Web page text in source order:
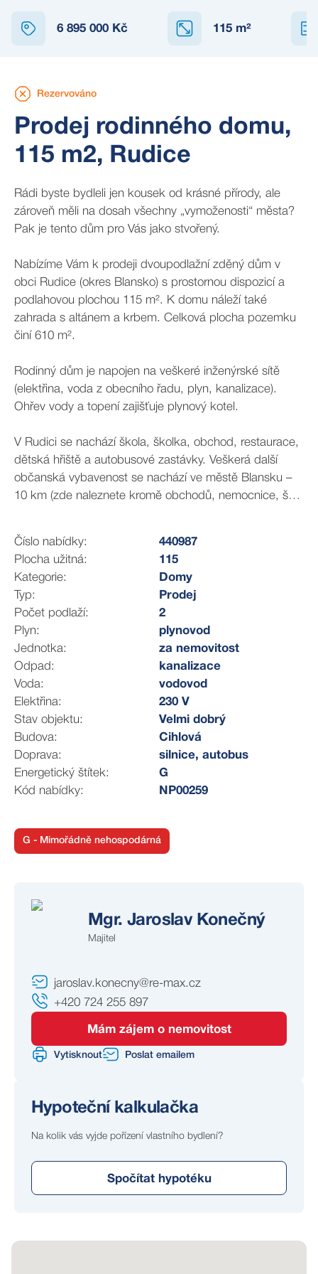
6 895 000 Kč 115 m²
Rezervováno
Prodej rodinného domu,
115 m2, Rudice
Rádi byste bydleli jen kousek od krásné přírody, ale
zároveň měli na dosah všechny „vymoženosti“ města?
Pak je tento dům pro Vás jako stvořený.
Nabízíme Vám k prodeji dvoupodlažní zděný dům v
obci Rudice (okres Blansko) s prostornou dispozicí a
podlahovou plochou 115 m². K domu náleží také
zahrada s altánem a krbem. Celková plocha pozemku
činí 610 m².
Rodinný dům je napojen na veškeré inženýrské sítě
(elektřina, voda z obecního řadu, plyn, kanalizace).
Ohřev vody a topení zajišťuje plynový kotel.
V Rudici se nachází škola, školka, obchod, restaurace,
dětská hřiště a autobusové zastávky. Veškerá další
občanská vybavenost se nachází ve městě Blansku –
10 km (zde naleznete kromě obchodů, nemocnice, škol
vyžití) či v Jedovnicích (3 km) s vyhledávanou rekreační
oblastí v okolí rybníka Olšovce.
Pro více informací mě neváhejte kontaktovat a
domluvte si termín prohlídky. Dokážu Vám pomoci
vyřídit hypotéku s nejvýhodnější úrokovou sazbou na
trhu. A potřebujete-li pomoc s prodejem Vaší
nemovitosti, bude mi ctí Vám pomoci.
Splňte si svůj sen o Vašem novém bydlení
Číslo nabídky:
440987
Plocha užitná:
115
Kategorie:
Domy
Typ:
Prodej
Počet podlaží:
2
Plyn:
plynovod
Jednotka:
za nemovitost
Odpad:
kanalizace
Voda:
vodovod
Elektřina:
230 V
Stav objektu:
Velmi dobrý
Budova:
Cihlová
Doprava:
silnice, autobus
Energetický štítek:
G
Kód nabídky:
NP00259
G - Mimořádně nehospodárná
Mgr. Jaroslav Konečný
Majitel
jaroslav.konecny@re-max.cz
+420 724 255 897
Mám zájem o nemovitost
Vytisknout Poslat emailem
Hypoteční kalkulačka
Na kolik vás vyjde pořízení vlastního bydlení?
Spočítat hypotéku